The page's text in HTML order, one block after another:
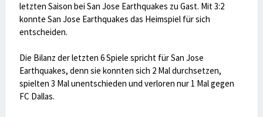
letzten Saison bei San Jose Earthquakes zu Gast. Mit 3:2
konnte San Jose Earthquakes das Heimspiel für sich
entscheiden.
Die Bilanz der letzten 6 Spiele spricht für San Jose
Earthquakes, denn sie konnten sich 2 Mal durchsetzen,
spielten 3 Mal unentschieden und verloren nur 1 Mal gegen
FC Dallas.